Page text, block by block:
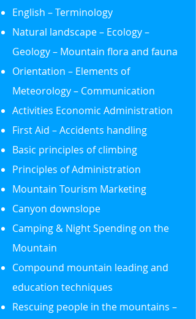
English – Terminology
Natural landscape – Ecology –
Geology – Mountain flora and fauna
Orientation – Elements of
Meteorology – Communication
Activities Economic Administration
First Aid – Accidents handling
Basic principles of climbing
Principles of Administration
Mountain Tourism Marketing
Canyon downslope
Camping & Night Spending on the
Mountain
Compound mountain leading and
education techniques
Rescuing people in the mountains –